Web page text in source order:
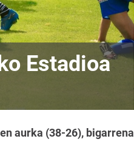
Estadioa
aurka (38-26), bigarrena